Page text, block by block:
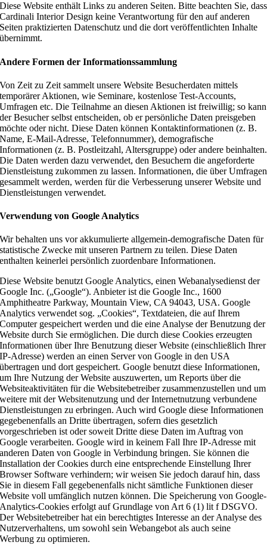
Diese Website enthält Links zu anderen Seiten. Bitte beachten Sie, dass
Cardinali Interior Design keine Verantwortung für den auf anderen
Seiten praktizierten Datenschutz und die dort veröffentlichten Inhalte
übernimmt.
Andere Formen der Informationssammlung
Von Zeit zu Zeit sammelt unsere Website Besucherdaten mittels
temporärer Aktionen, wie Seminare, kostenlose Test-Accounts,
Umfragen etc. Die Teilnahme an diesen Aktionen ist freiwillig; so kann
der Besucher selbst entscheiden, ob er persönliche Daten preisgeben
möchte oder nicht. Diese Daten können Kontaktinformationen (z. B.
Name, E-Mail-Adresse, Telefonnummer), demografische
Informationen (z. B. Postleitzahl, Altersgruppe) oder andere beinhalten.
Die Daten werden dazu verwendet, den Besuchern die angeforderte
Dienstleistung zukommen zu lassen. Informationen, die über Umfragen
gesammelt werden, werden für die Verbesserung unserer Website und
Dienstleistungen verwendet.
Verwendung von Google Analytics
Wir behalten uns vor akkumulierte allgemein-demografische Daten für
statistische Zwecke mit unseren Partnern zu teilen. Diese Daten
enthalten keinerlei persönlich zuordenbare Informationen.
Diese Website benutzt Google Analytics, einen Webanalysedienst der
Google Inc. („Google“). Anbieter ist die Google Inc., 1600
Amphitheatre Parkway, Mountain View, CA 94043, USA. Google
Analytics verwendet sog. „Cookies“, Textdateien, die auf Ihrem
Computer gespeichert werden und die eine Analyse der Benutzung der
Website durch Sie ermöglichen. Die durch diese Cookies erzeugten
Informationen über Ihre Benutzung dieser Website (einschließlich Ihrer
IP-Adresse) werden an einen Server von Google in den USA
übertragen und dort gespeichert. Google benutzt diese Informationen,
um Ihre Nutzung der Website auszuwerten, um Reports über die
Websiteaktivitäten für die Websitebetreiber zusammenzustellen und um
weitere mit der Websitenutzung und der Internetnutzung verbundene
Dienstleistungen zu erbringen. Auch wird Google diese Informationen
gegebenenfalls an Dritte übertragen, sofern dies gesetzlich
vorgeschrieben ist oder soweit Dritte diese Daten im Auftrag von
Google verarbeiten. Google wird in keinem Fall Ihre IP-Adresse mit
anderen Daten von Google in Verbindung bringen. Sie können die
Installation der Cookies durch eine entsprechende Einstellung Ihrer
Browser Software verhindern; wir weisen Sie jedoch darauf hin, dass
Sie in diesem Fall gegebenenfalls nicht sämtliche Funktionen dieser
Website voll umfänglich nutzen können. Die Speicherung von Google-
Analytics-Cookies erfolgt auf Grundlage von Art 6 (1) lit f DSGVO.
Der Websitebetreiber hat ein berechtigtes Interesse an der Analyse des
Nutzerverhaltens, um sowohl sein Webangebot als auch seine
Werbung zu optimieren.